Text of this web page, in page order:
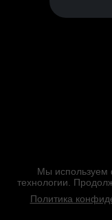
Мы используем
технологии.
Политика